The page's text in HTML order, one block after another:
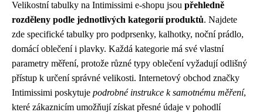
Velikostní tabulky na Intimissimi e-shopu jsou přehledně
rozděleny podle jednotlivých kategorií produktů. Najdete
zde specifické tabulky pro podprsenky, kalhotky, noční prádlo,
domácí oblečení i plavky. Každá kategorie má své vlastní
parametry měření, protože různé typy oblečení vyžadují odlišný
přístup k určení správné velikosti. Internetový obchod značky
Intimissimi poskytuje podrobné instrukce k samotnému měření,
které zákaznicím umožňují získat přesné údaje v pohodlí